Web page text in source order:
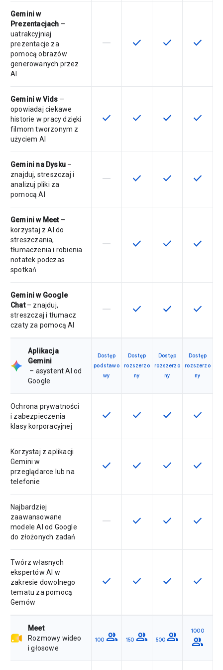
Gemini w
Prezentacjach –
uatrakcyjniaj
prezentacje za
pomocą obrazów
generowanych przez
AI
Ta funkcja nie jest dostępna w
horizontal_rule Ta funkcja jest dostępna
check Ta funkcja jest
check Ta
check
Gemini w Vids –
opowiadaj ciekawe
historie w pracy dzięki
filmom tworzonym z
użyciem AI
Ta funkcja jest dostępna w ramach
check Ta funkcja jest dostępna
check Ta funkcja jest
check Ta
check
Gemini na Dysku –
znajduj, streszczaj i
analizuj pliki za
pomocą AI
Ta funkcja nie jest dostępna w
horizontal_rule Ta funkcja jest dostępna
check Ta funkcja jest
check Ta
check
Gemini w Meet–
korzystaj z AI do
streszczania,
tłumaczenia i robienia
notatek podczas
spotkań
Ta funkcja nie jest dostępna w
horizontal_rule Ta funkcja jest dostępna
check Ta funkcja jest
check Ta
check
Gemini w Google
Chat– znajduj,
streszczaj i tłumacz
czaty za pomocą AI
Ta funkcja nie jest dostępna w
horizontal_rule Ta funkcja jest dostępna
check Ta funkcja jest
check Ta
check
Aplikacja
Gemini
– asystent AI od
Google
Dostęp
podstawo
wy
Dostęp
rozszerzo
ny
Dostęp
rozszerzo
ny
Dostęp
rozszerzo
ny
Ochrona prywatności
i zabezpieczenia
klasy korporacyjnej
Ta funkcja jest dostępna w ramach
check Ta funkcja jest dostępna
check Ta funkcja jest
check Ta
check
Korzystaj z aplikacji
Gemini w
przeglądarce lub na
telefonie
Ta funkcja jest dostępna w ramach
check Ta funkcja jest dostępna
check Ta funkcja jest
check Ta
check
Najbardziej
zaawansowane
modele AI od Google
do złożonych zadań
Ta funkcja nie jest dostępna w
horizontal_rule Ta funkcja jest dostępna
check Ta funkcja jest
check Ta
check
Twórz własnych
ekspertów AI w
zakresie dowolnego
tematu za pomocą
Gemów
Ta funkcja jest dostępna w ramach
check Ta funkcja jest dostępna
check Ta funkcja jest
check Ta
check
Meet
Rozmowy wideo
i głosowe
100 group 150 group 500 group 1000
group